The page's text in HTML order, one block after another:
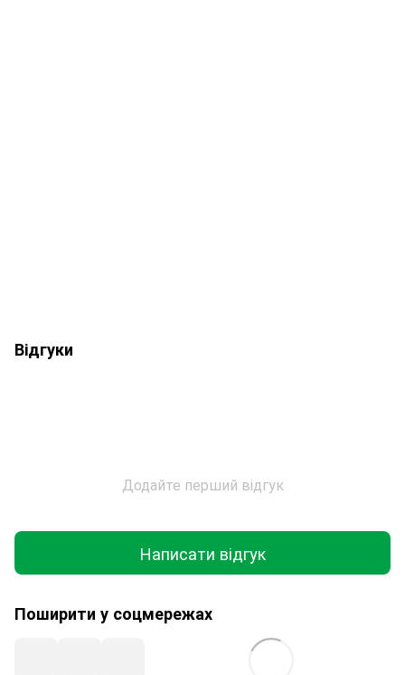
Відгуки
Додайте перший відгук
Написати відгук
Поширити у соцмережах